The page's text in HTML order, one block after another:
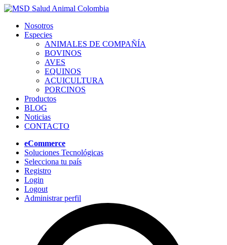
Nosotros
Especies
ANIMALES DE COMPAÑÍA
BOVINOS
AVES
EQUINOS
ACUICULTURA
PORCINOS
Productos
BLOG
Noticias
CONTACTO
eCommerce
Soluciones Tecnológicas
Selecciona tu país
Registro
Login
Logout
Administrar perfil